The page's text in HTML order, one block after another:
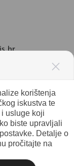
korištenja
iskustva te
usluge koji
biste upravljali
Detalje o
pročitajte na